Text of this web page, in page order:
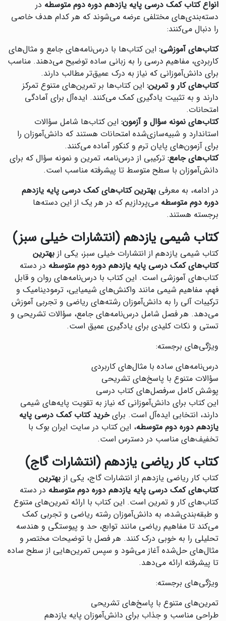
انواع کتاب کمک درسی پایه یازدهم دوره دوم متوسطه در
دسته‌بندی‌های مختلفی عرضه می‌شوند که هر کدام هدف خاصی
را دنبال می‌کنند:
کتاب‌های آموزشی: این کتاب‌ها با درس‌نامه‌های جامع و مثال‌های
کاربردی، مفاهیم درسی را به زبانی ساده توضیح می‌دهند. مناسب
برای دانش‌آموزانی که نیاز به درک عمیق‌تر مطالب دارند.
کتاب‌های کار و تمرین: این کتاب‌ها بر تمرین‌های متنوع تمرکز
دارند و به تثبیت یادگیری کمک می‌کنند. ایده‌آل برای آمادگی
امتحانات.
کتاب‌های نمونه سؤال و آزمون: این کتاب‌ها شامل سؤالات
استاندارد و شبیه‌سازی‌شده امتحانات هستند که دانش‌آموزان را
برای آزمون‌های پایان ترم و کنکور آماده می‌کنند.
کتاب‌های جامع: ترکیبی از درس‌نامه، تمرین و نمونه سؤال که برای
دانش‌آموزان با سطح متوسط تا پیشرفته مناسب است.
در ادامه، به معرفی بهترین کتاب‌های کمک درسی پایه یازدهم
دوره دوم متوسطه می‌پردازیم که در هر یک از این دسته‌ها
برجسته هستند.
کتاب شیمی یازدهم (انتشارات خیلی سبز)
کتاب شیمی یازدهم از انتشارات خیلی سبز، یکی از بهترین
کتاب‌های کمک درسی پایه یازدهم دوره دوم متوسطه در دسته
کتاب‌های آموزشی است. این کتاب با درس‌نامه‌های روان و قابل
فهم، مفاهیم شیمی مانند واکنش‌های شیمیایی، ترمودینامیک و
ترکیبات آلی را به دانش‌آموزان رشته‌های ریاضی و تجربی آموزش
می‌دهد. هر فصل شامل درس‌نامه‌های جامع، سؤالات تشریحی و
تستی و نکات کلیدی برای یادگیری عمیق است.
ویژگی‌های برجسته:
درس‌نامه‌های ساده با مثال‌های کاربردی
سؤالات متنوع با پاسخ‌های تشریحی
پوشش کامل سرفصل‌های کتاب درسی
این کتاب برای دانش‌آموزانی که نیاز به تقویت پایه‌های شیمی
دارند، انتخابی ایده‌آل است. برایخرید کتاب کمک درسی پایه
یازدهم دوره دوم متوسطه، این کتاب در سایت ایران بوک با
تخفیف‌های مناسب در دسترس است.
کتاب کار ریاضی یازدهم (انتشارات گاج)
کتاب کار ریاضی یازدهم از انتشارات گاج، یکی از بهترین
کتاب‌های کمک درسی پایه یازدهم دوره دوم متوسطه در دسته
کتاب‌های کار و تمرین است. این کتاب با ارائه تمرین‌های متنوع
و طبقه‌بندی‌شده، به دانش‌آموزان رشته ریاضی و تجربی کمک
می‌کند تا مفاهیم ریاضی مانند توابع، حد و پیوستگی و هندسه
تحلیلی را به خوبی درک کنند. هر فصل با توضیحات مختصر و
مثال‌های حل‌شده آغاز می‌شود و سپس تمرین‌هایی از سطح ساده
تا پیشرفته ارائه می‌دهد.
ویژگی‌های برجسته:
تمرین‌های متنوع با پاسخ‌های تشریحی
طراحی مناسب و جذاب برای دانش‌آموزان پایه یازدهم